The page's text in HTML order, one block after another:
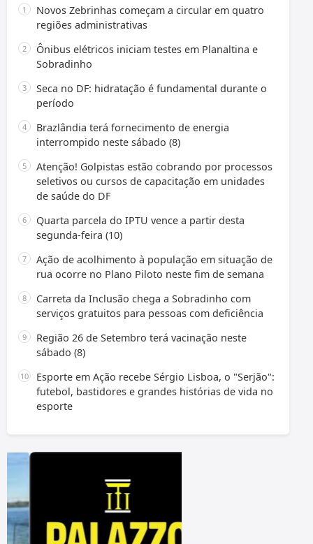
Novos Zebrinhas começam a circular em quatro
regiões administrativas
Ônibus elétricos iniciam testes em Planaltina e
Sobradinho
Seca no DF: hidratação é fundamental durante o
período
Brazlândia terá fornecimento de energia
interrompido neste sábado (8)
Atenção! Golpistas estão cobrando por processos
seletivos ou cursos de capacitação em unidades
de saúde do DF
Quarta parcela do IPTU vence a partir desta
segunda-feira (10)
Ação de acolhimento à população em situação de
rua ocorre no Plano Piloto neste fim de semana
Carreta da Inclusão chega a Sobradinho com
serviços gratuitos para pessoas com deficiência
Região 26 de Setembro terá vacinação neste
sábado (8)
Esporte em Ação recebe Sérgio Lisboa, o "Serjão":
futebol, bastidores e grandes histórias de vida no
esporte